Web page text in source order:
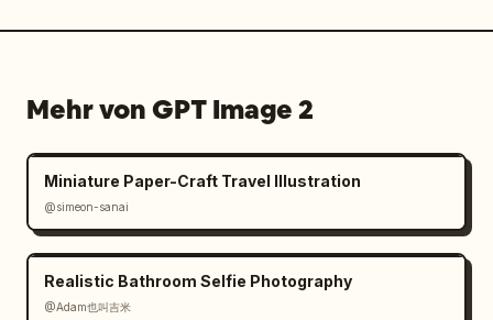
Mehr von GPT Image 2
Miniature Paper-Craft Travel Illustration
@simeon-sanai
Realistic Bathroom Selfie Photography
@Adam也叫吉米